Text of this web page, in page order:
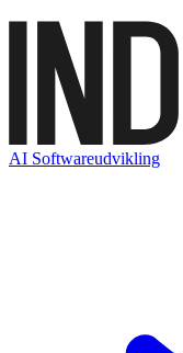
AI Softwareudvikling